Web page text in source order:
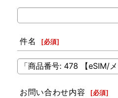
件名 [必須]
お問い合わせ内容 [必須]